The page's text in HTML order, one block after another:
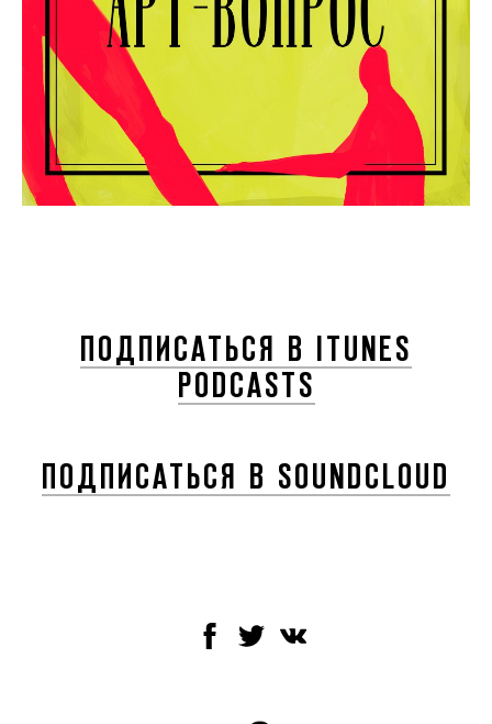
ПОДПИСАТЬСЯ В ITUNES
PODCASTS
ПОДПИСАТЬСЯ В SOUNDCLOUD